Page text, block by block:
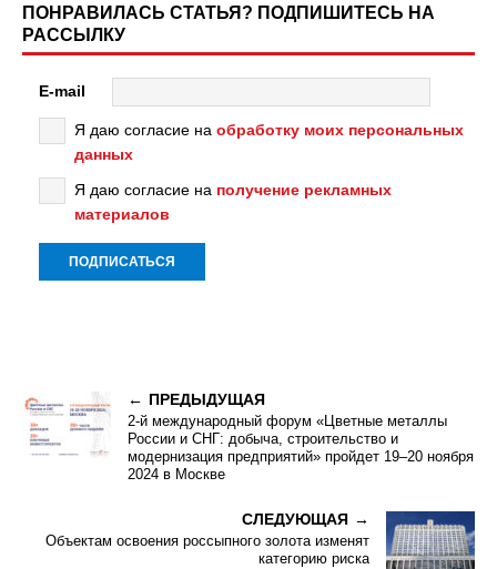
ПОНРАВИЛАСЬ СТАТЬЯ? ПОДПИШИТЕСЬ НА
РАССЫЛКУ
E-mail
Я даю согласие на обработку моих персональных
данных
Я даю согласие на получение рекламных
материалов
ПРЕДЫДУЩАЯ
2-й международный форум «Цветные металлы
России и СНГ: добыча, строительство и
модернизация предприятий» пройдет 19–20 ноября
2024 в Москве
СЛЕДУЮЩАЯ
Объектам освоения россыпного золота изменят
категорию риска